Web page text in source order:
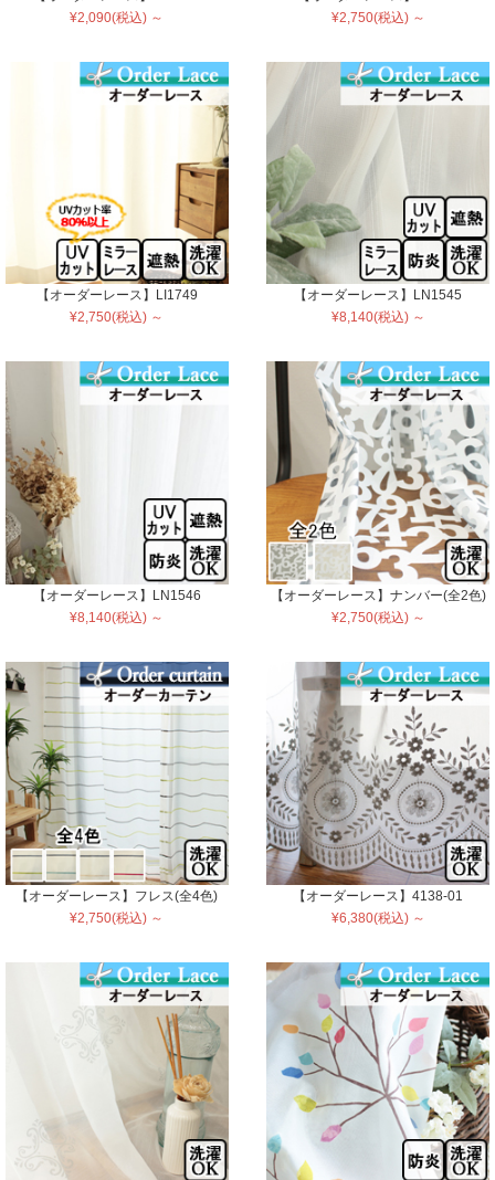
¥2,090(税込) ～
¥2,750(税込) ～
【オーダーレース】LI1749
¥2,750(税込) ～
【オーダーレース】LN1545
¥8,140(税込) ～
【オーダーレース】LN1546
¥8,140(税込) ～
【オーダーレース】ナンバー(全2色)
¥2,750(税込) ～
【オーダーレース】フレス(全4色)
¥2,750(税込) ～
【オーダーレース】4138-01
¥6,380(税込) ～